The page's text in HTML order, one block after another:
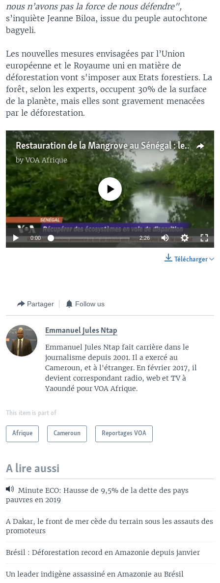
nous n’avons pas la force de nous défendre",
s’inquiète Jeanne Biloa, issue du peuple autochtone
bagyeli.
Les nouvelles mesures envisagées par l’Union
européenne et le Royaume uni en matière de
déforestation vont s'imposer aux Etats forestiers. La
forêt, selon les experts, occupent 30% de la surface
de la planète, mais elles sont gravement menacées
par le déforestation.
Restauration de la Mangrove au Sénégal : le combat d’un écologiste
byVOA Afrique
No media source currently available
0:00 2:26
Télécharger
Partager Follow us
Emmanuel Jules Ntap
Emmanuel Jules Ntap fait carrière dans le
journalisme depuis 2001. Il a exercé au
Cameroun, et à l'étranger. En février 2017, il
devient correspondant radio, web et TV à
Yaoundé pour VOA Afrique.
This item is part of
Afrique Cameroun Reportages VOA
A lire aussi
Minute ECO: Hausse de 9,5% de la dette des pays
pauvres en 2019
A Dakar, le front de mer cède du terrain sous les assauts des
promoteurs
Brésil : Déforestation record en Amazonie depuis janvier
Un leader indigène assassiné en Amazonie au Brésil